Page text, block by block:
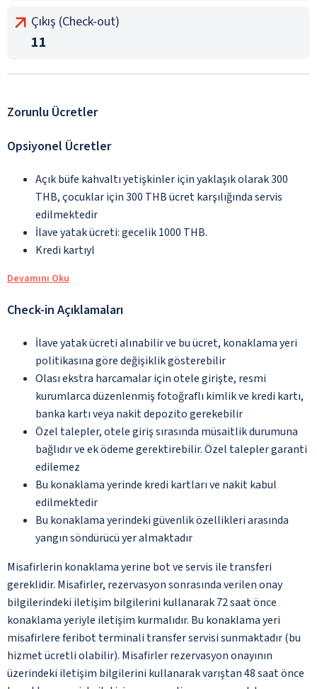
Çıkış (Check-out)
11
Zorunlu Ücretler
Opsiyonel Ücretler
Açık büfe kahvaltı yetişkinler için yaklaşık olarak 300
THB, çocuklar için 300 THB ücret karşılığında servis
edilmektedir
İlave yatak ücreti: gecelik 1000 THB.
Kredi kartıyl
Devamını Oku
Check-in Açıklamaları
İlave yatak ücreti alınabilir ve bu ücret, konaklama yeri
politikasına göre değişiklik gösterebilir
Olası ekstra harcamalar için otele girişte, resmi
kurumlarca düzenlenmiş fotoğraflı kimlik ve kredi kartı,
banka kartı veya nakit depozito gerekebilir
Özel talepler, otele giriş sırasında müsaitlik durumuna
bağlıdır ve ek ödeme gerektirebilir. Özel talepler garanti
edilemez
Bu konaklama yerinde kredi kartları ve nakit kabul
edilmektedir
Bu konaklama yerindeki güvenlik özellikleri arasında
yangın söndürücü yer almaktadır
Misafirlerin konaklama yerine bot ve servis ile transferi
gereklidir. Misafirler, rezervasyon sonrasında verilen onay
bilgilerindeki iletişim bilgilerini kullanarak 72 saat önce
konaklama yeriyle iletişim kurmalıdır. Bu konaklama yeri
misafirlere feribot terminali transfer servisi sunmaktadır (bu
hizmet ücretli olabilir). Misafirler rezervasyon onayının
üzerindeki iletişim bilgilerini kullanarak varıştan 48 saat önce